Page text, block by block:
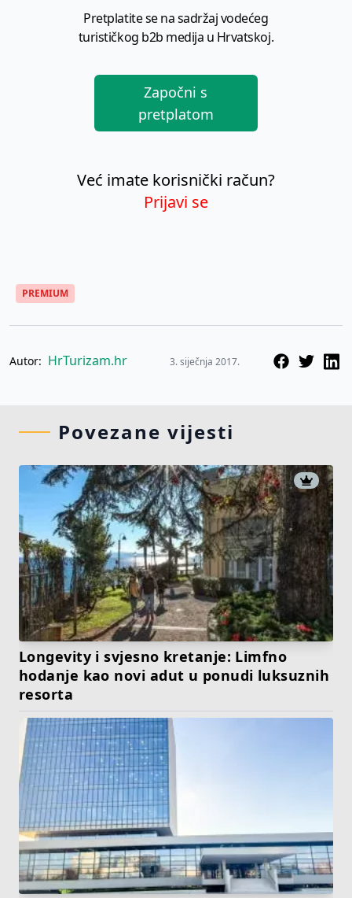
Pretplatite se na sadržaj vodećeg
turističkog b2b medija u Hrvatskoj.
Započni s
pretplatom
Već imate korisnički račun?
Prijavi se
PREMIUM
Autor: HrTurizam.hr 3. siječnja 2017.
Povezane vijesti
Longevity i svjesno kretanje: Limfno
hodanje kao novi adut u ponudi luksuznih
resorta